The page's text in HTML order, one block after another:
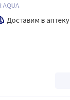
AQUA
Доставим в аптеку